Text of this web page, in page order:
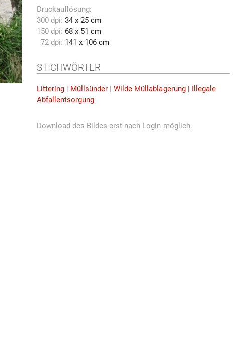
Druckauflösung:
300 dpi: 34 x 25 cm
150 dpi: 68 x 51 cm
72 dpi: 141 x 106 cm
STICHWÖRTER
Littering | Müllsünder |Wilde Müllablagerung | Illegale
Abfallentsorgung
Download des Bildes erst nach Login möglich.